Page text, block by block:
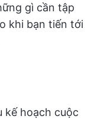
gì cần tập
khi bạn tiến tới
kế hoạch cuộc